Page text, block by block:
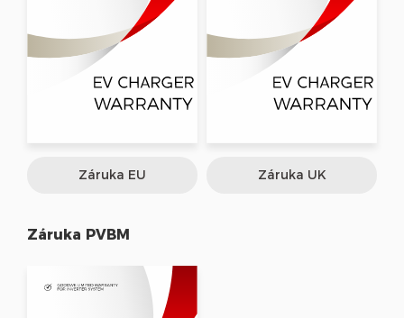
Záruka EU Záruka UK
Záruka PVBM